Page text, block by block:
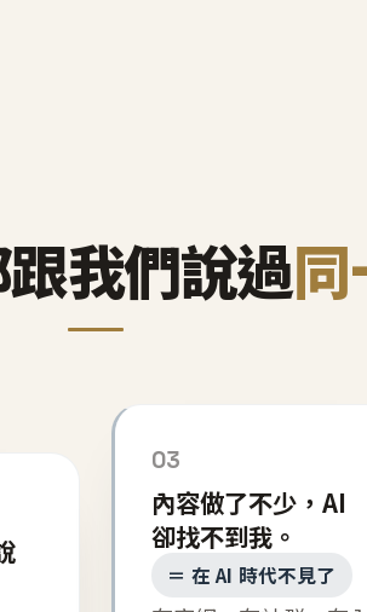
我們說過同
03
內容做了不少，AI
卻找不到我。
＝ 在 AI 時代不見了